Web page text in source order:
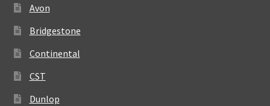
Avon
Bridgestone
Continental
CST
Dunlop